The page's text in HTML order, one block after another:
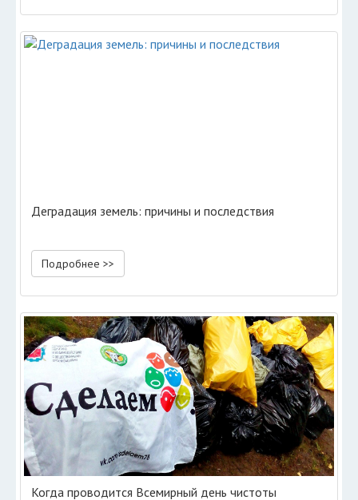
Деградация земель: причины и последствия
Подробнее >>
Когда проводится Всемирный день чистоты